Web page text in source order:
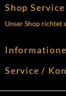
Shop Service
Unser Shop richtet
Service /